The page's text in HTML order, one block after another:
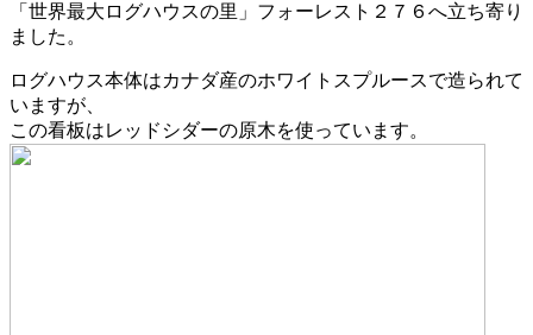
「世界最大ログハウスの里」フォーレスト２７６へ立ち寄り
ました。
ログハウス本体はカナダ産のホワイトスプルースで造られて
いますが、
この看板はレッドシダーの原木を使っています。